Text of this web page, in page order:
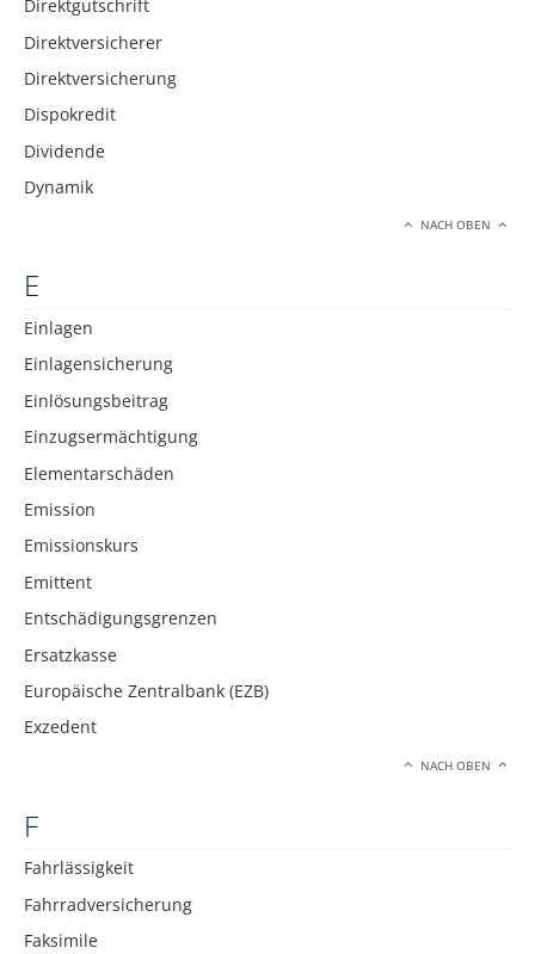
Direktgutschrift
Direktversicherer
Direktversicherung
Dispokredit
Dividende
Dynamik
NACH OBEN
E
Einlagen
Einlagensicherung
Einlösungsbeitrag
Einzugsermächtigung
Elementarschäden
Emission
Emissionskurs
Emittent
Entschädigungsgrenzen
Ersatzkasse
Europäische Zentralbank (EZB)
Exzedent
NACH OBEN
F
Fahrlässigkeit
Fahrradversicherung
Faksimile